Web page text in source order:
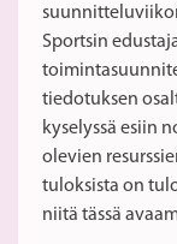
Sportsin
tiedotuksen
kyselyssä esiin
olevien
tuloksista on
niitä tässä